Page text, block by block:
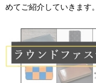
めてご紹介していきます。